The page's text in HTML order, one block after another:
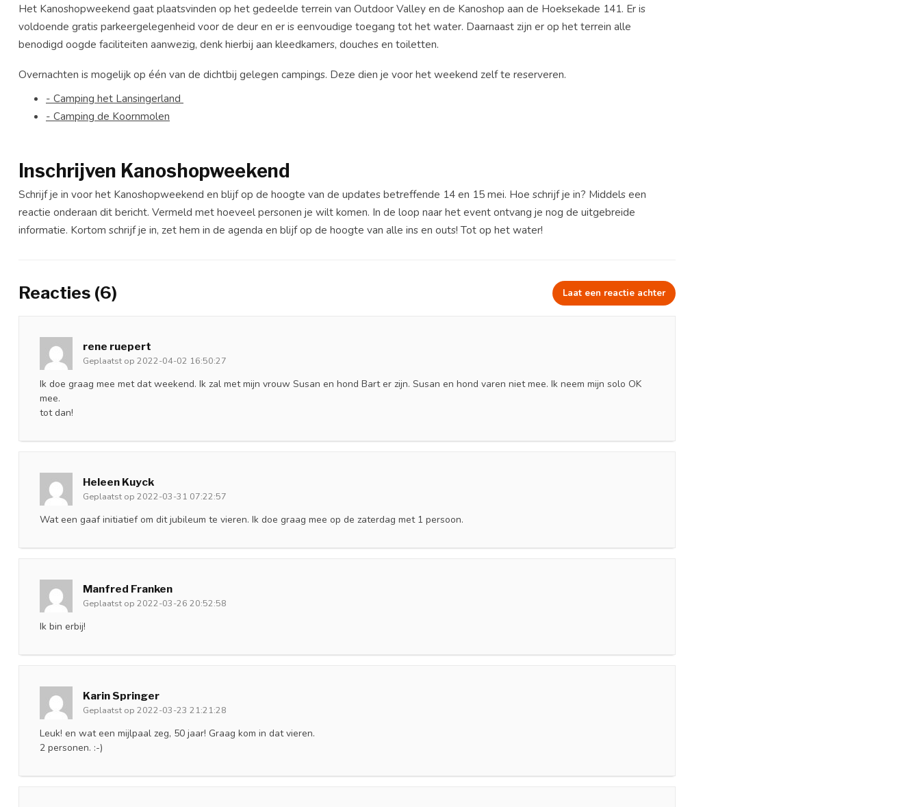
Het Kanoshopweekend gaat plaatsvinden op het gedeelde terrein van Outdoor Valley en de Kanoshop aan de Hoeksekade 141. Er is
voldoende gratis parkeergelegenheid voor de deur en er is eenvoudige toegang tot het water. Daarnaast zijn er op het terrein alle
benodigd oogde faciliteiten aanwezig, denk hierbij aan kleedkamers, douches en toiletten.
Overnachten is mogelijk op één van de dichtbij gelegen campings. Deze dien je voor het weekend zelf te reserveren.
- Camping het Lansingerland
- Camping de Koornmolen
Inschrijven Kanoshopweekend
Schrijf je in voor het Kanoshopweekend en blijf op de hoogte van de updates betreffende 14 en 15 mei. Hoe schrijf je in? Middels een
reactie onderaan dit bericht. Vermeld met hoeveel personen je wilt komen. In de loop naar het event ontvang je nog de uitgebreide
informatie. Kortom schrijf je in, zet hem in de agenda en blijf op de hoogte van alle ins en outs! Tot op het water!
Reacties (6) Laat een reactie achter
rene ruepert
Geplaatst op 2022-04-02 16:50:27
Ik doe graag mee met dat weekend. Ik zal met mijn vrouw Susan en hond Bart er zijn. Susan en hond varen niet mee. Ik neem mijn solo OK
mee.
tot dan!
Heleen Kuyck
Geplaatst op 2022-03-31 07:22:57
Wat een gaaf initiatief om dit jubileum te vieren. Ik doe graag mee op de zaterdag met 1 persoon.
Manfred Franken
Geplaatst op 2022-03-26 20:52:58
Ik bin erbij!
Karin Springer
Geplaatst op 2022-03-23 21:21:28
Leuk! en wat een mijlpaal zeg, 50 jaar! Graag kom in dat vieren.
2 personen. :-)